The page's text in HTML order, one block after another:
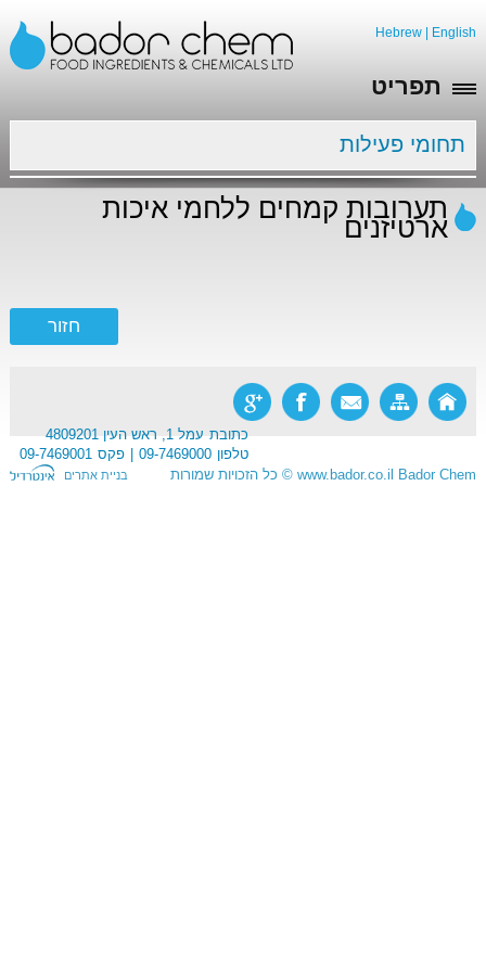
Hebrew English
תפריט
תחומי פעילות
תערובות קמחים ללחמי איכות
ארטיזנים
כתובת עמל 1, ראש העין 4809201
טלפון 09-7469000 פקס 09-7469001
Bador Chem
www.bador.co.il
© כל הזכויות שמורות בניית אתרים